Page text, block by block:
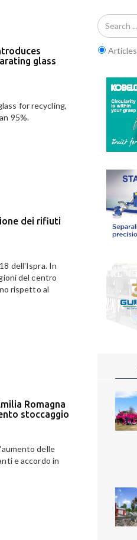
glass
for recycling,
95%.
dei rifiuti
dell'Ispra. In
del centro
rispetto al
Romagna
stoccaggio
delle
e accordo in
Articles